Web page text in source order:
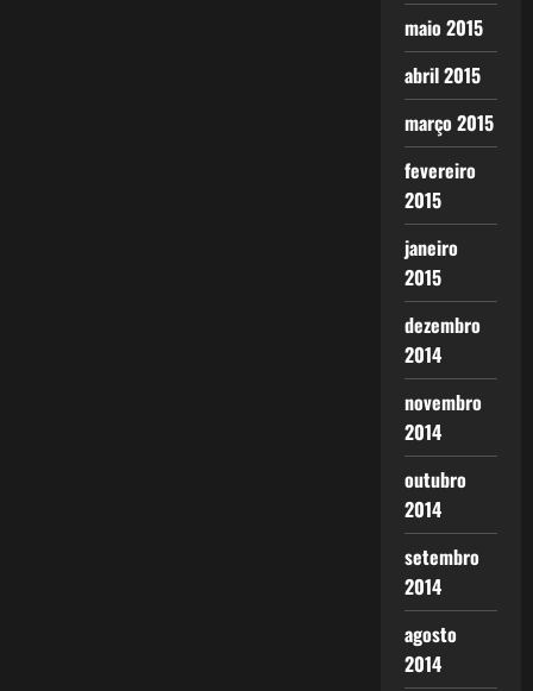
maio 2015
abril 2015
março 2015
fevereiro
2015
janeiro
2015
dezembro
2014
novembro
2014
outubro
2014
setembro
2014
agosto
2014